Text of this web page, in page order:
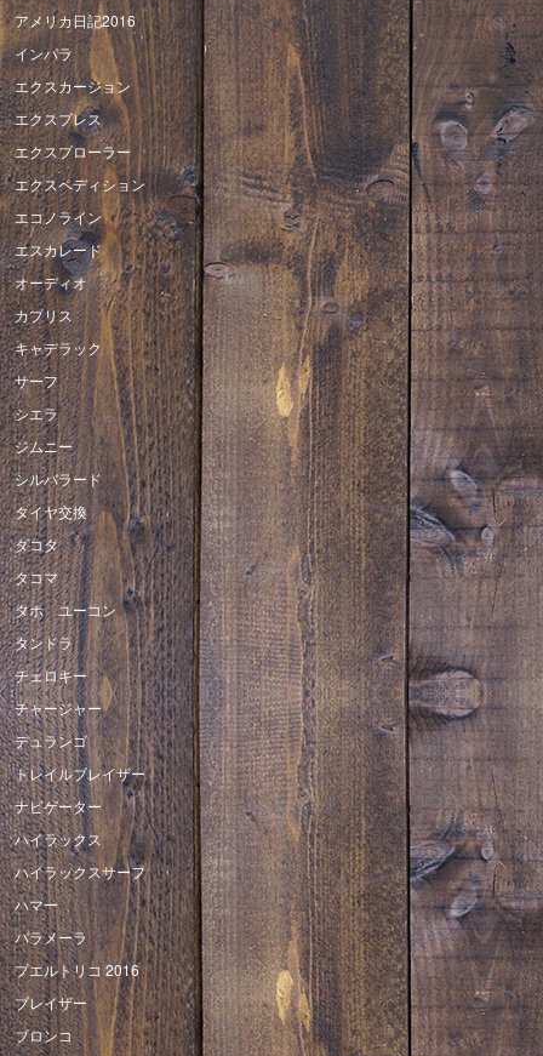
アメリカ日記2016
インパラ
エクスカージョン
エクスプレス
エクスプローラー
エクスペディション
エコノライン
エスカレード
オーディオ
カプリス
キャデラック
サーフ
シエラ
ジムニー
シルバラード
タイヤ交換
ダコタ
タコマ
タホ ユーコン
タンドラ
チェロキー
チャージャー
デュランゴ
トレイルブレイザー
ナビゲーター
ハイラックス
ハイラックスサーフ
ハマー
パラメーラ
プエルトリコ 2016
ブレイザー
ブロンコ